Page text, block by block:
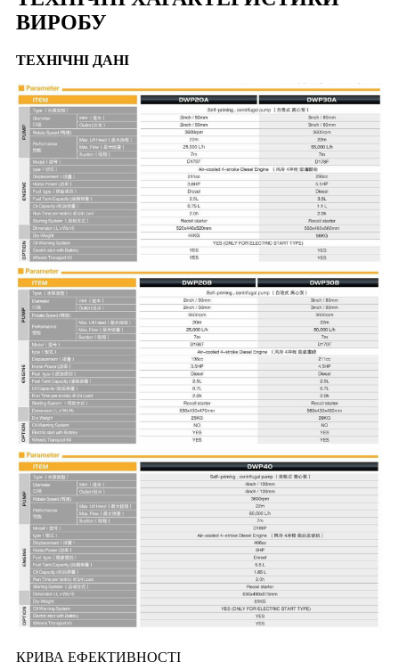
ВИРОБУ
ТЕХНІЧНІ ДАНІ
КРИВА ЕФЕКТИВНОСТІ